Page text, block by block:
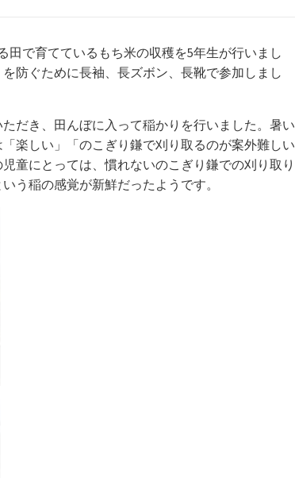
田で育てているもち米の収穫を5年生が行いまし
防ぐために長袖、長ズボン、長靴で参加しまし
だき、田んぼに入って稲かりを行いました。暑い
楽しい」「のこぎり鎌で刈り取るのが案外難しい
童にとっては、慣れないのこぎり鎌での刈り取り
う稲の感覚が新鮮だったようです。